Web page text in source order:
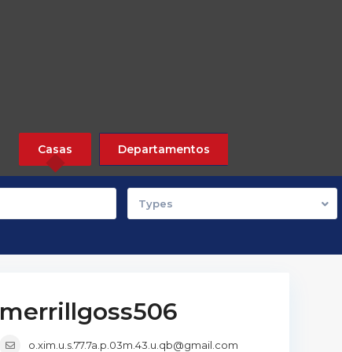
Casas Departamentos
Types
merrillgoss506
o.xim.u.s.77.7a.p.03m.43.u.qb@gmail.com